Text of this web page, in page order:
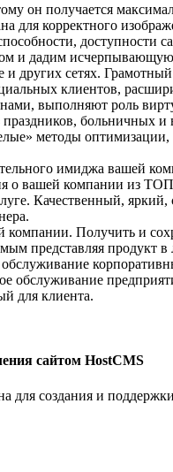
он получается
для корректного
и дадим
других сетях.
клиентов,
выполняют роль
больничных
методы
имиджа вашей
о вашей компании из
Качественный,
Получить и
представляя продукт в
обслуживание
для клиента.
сайтом HostCMS
для создания и